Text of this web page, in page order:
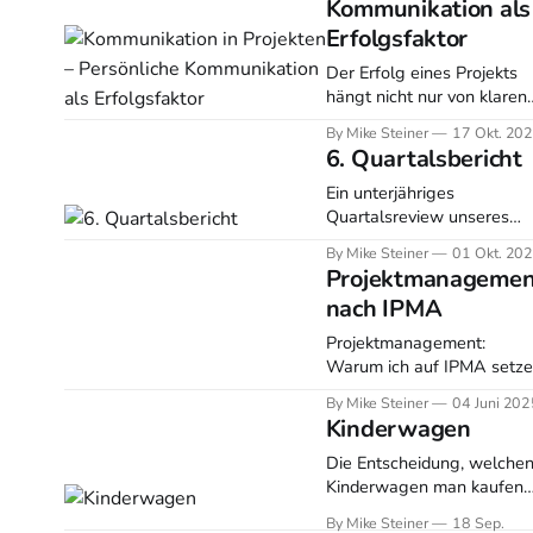
Kommunikation als
Erfolgsfaktor
Der Erfolg eines Projekts
hängt nicht nur von klaren
ab. Er basiert vor allem auf
der Qualität der
Kommunikation zwischen
allen Beteiligten. Ein guter
Teams auf Kurs, sorgt für
Transparenz und
Missverständnisse. Studien
zeigen, dass mangelnde
Kommunikation zu
Fehlerquote und im
By Mike Steiner 17 Okt.
6. Quartalsbericht
Ein unterjähriges
Quartalsreview unseres
By Mike Steiner 01 Okt.
nach IPMA
Projektmanagement:
Warum ich auf IPMA setze
Telekom habe ich in den
letzten Jahren viele
Methoden und
Zertifizierungen
By Mike Steiner 04 Juni
Kinderwagen
Die Entscheidung, welchen
Kinderwagen man kaufen
By Mike Steiner 18 Sep.